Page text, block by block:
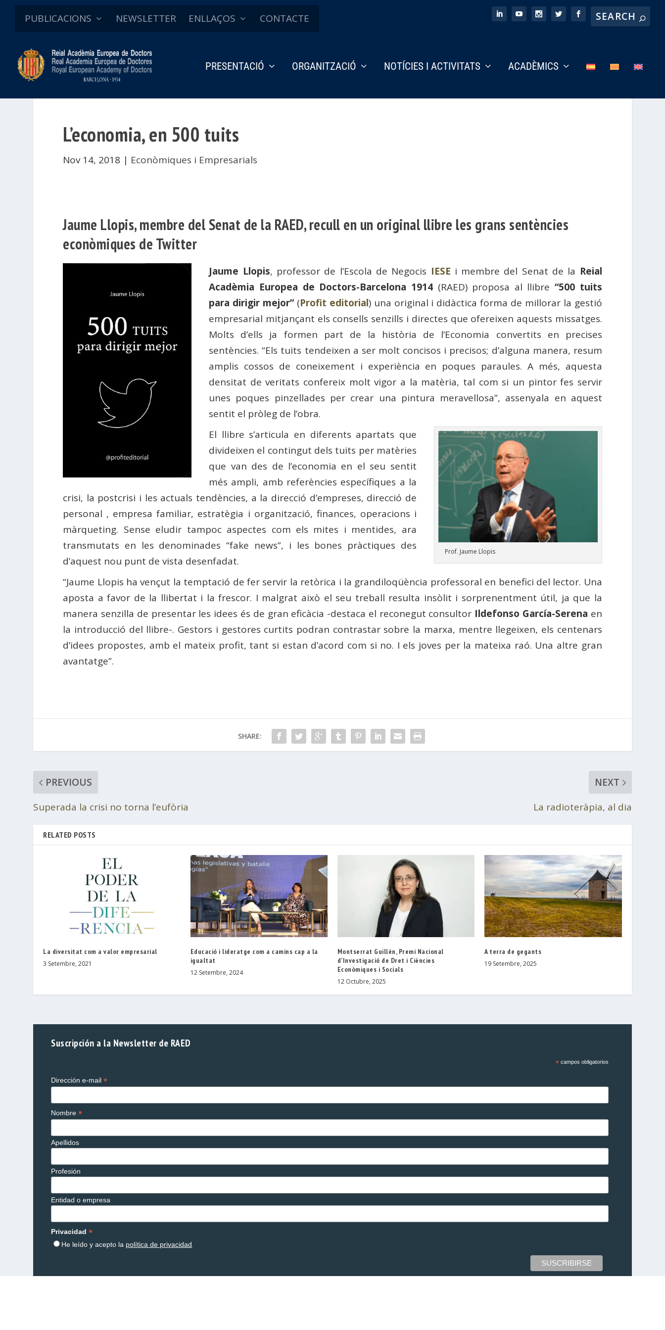
PUBLICACIONS NEWSLETTER ENLLAÇOS CONTACTE
PRESENTACIÓ ORGANITZACIÓ NOTÍCIES I ACTIVITATS ACADÈMICS
L’economia, en 500 tuits
Nov 14, 2018 | Econòmiques i Empresarials
Jaume Llopis, membre del Senat de la RAED, recull en un original llibre les grans sentències
econòmiques de Twitter
Jaume Llopis, professor de l’Escola de Negocis IESE i membre del Senat de la Reial
Acadèmia Europea de Doctors-Barcelona 1914(RAED) proposa al llibre“500 tuits
para dirigir mejor”(Profit editorial) una original i didàctica forma de millorar la gestió
empresarial mitjançant els consells senzills i directes que ofereixen aquests missatges.
Molts d’ells ja formen part de la història de l’Economia convertits en precises
sentències. “Els tuits tendeixen a ser molt concisos i precisos; d’alguna manera, resum
amplis cossos de coneixement i experiència en poques paraules. A més, aquesta
densitat de veritats confereix molt vigor a la matèria, tal com si un pintor fes servir
unes poques pinzellades per crear una pintura meravellosa”, assenyala en aquest
sentit el pròleg de l’obra.
Prof. Jaume Llopis
El llibre s’articula en diferents apartats que
divideixen el contingut dels tuits per matèries
que van des de l’economia en el seu sentit
més ampli, amb referències específiques a la
crisi, la postcrisi i les actuals tendències, a la direcció d’empreses, direcció de
personal , empresa familiar, estratègia i organització, finances, operacions i
màrqueting. Sense eludir tampoc aspectes com els mites i mentides, ara
transmutats en les denominades “fake news”, i les bones pràctiques des
d’aquest nou punt de vista desenfadat.
“Jaume Llopis ha vençut la temptació de fer servir la retòrica i la grandiloqüència professoral en benefici del lector. Una
aposta a favor de la llibertat i la frescor. I malgrat això el seu treball resulta insòlit i sorprenentment útil, ja que la
manera senzilla de presentar les idees és de gran eficàcia -destaca el reconegut consultor Ildefonso García-Serena en
la introducció del llibre-. Gestors i gestores curtits podran contrastar sobre la marxa, mentre llegeixen, els centenars
d’idees propostes, amb el mateix profit, tant si estan d’acord com si no. I els joves per la mateixa raó. Una altre gran
avantatge”.
SHARE:
PREVIOUS
Superada la crisi no torna l’eufòria
NEXT
La radioteràpia, al dia
RELATED POSTS
La diversitat com a valor empresarial
3 Setembre, 2021
Educació i lideratge com a camins cap a la
igualtat
12 Setembre, 2024
Montserrat Guillén, Premi Nacional
d’Investigació de Dret i Ciències
Econòmiques i Socials
12 Octubre, 2025
A terra de gegants
19 Setembre, 2025
Suscripción a la Newsletter de RAED
*campos obligatorios
Dirección e-mail*
Nombre*
Apellidos
Profesión
Entidad o empresa
Privacidad*
He leído y acepto la política de privacidad